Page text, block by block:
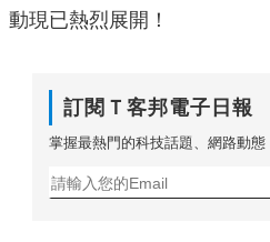
動現已熱烈展開！
訂閱Ｔ客邦電子日報
掌握最熱門的科技話題、網路動態